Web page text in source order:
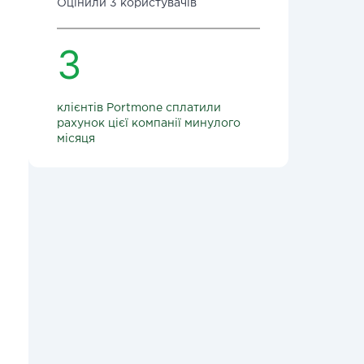
Оцінили 3 користувачів
3
клієнтів Portmone сплатили
рахунок цієї компанії минулого
місяця